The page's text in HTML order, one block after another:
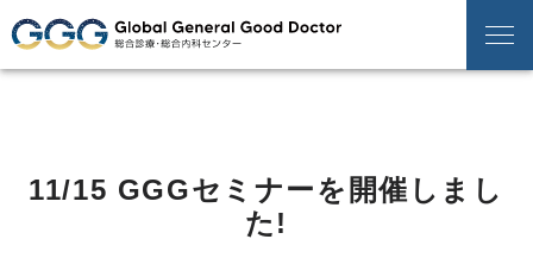
11/15 GGGセミナーを開催しまし
た!